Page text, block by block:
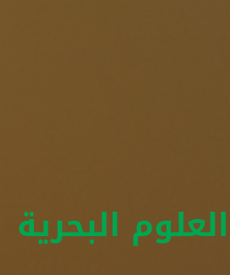
العلوم البحرية